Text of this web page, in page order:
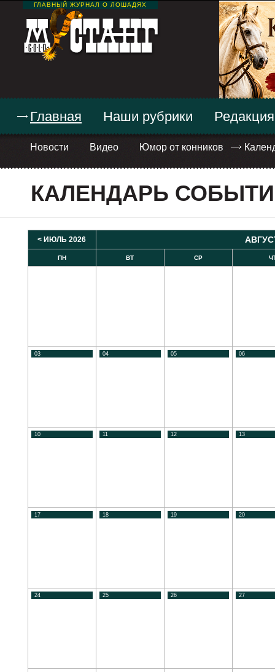
ГЛАВНЫЙ ЖУРНАЛ О ЛОШАДЯХ
Главная
Новости Видео Юмор от конников
Наши рубрики Редакция
КАЛЕНДАРЬ
< ИЮЛЬ 2026
ПН ВТ СР
03 04 05 06
10 11 12 13
17 18 19 20
24 25 26 27